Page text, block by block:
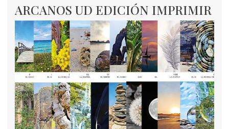
ARCANOS UD EDICIÓN IMPRIMIR